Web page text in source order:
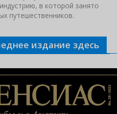
в которой занято
путешественников.
издание здесь